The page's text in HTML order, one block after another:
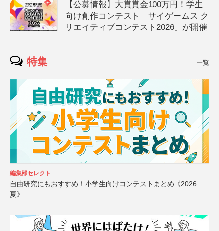
【公募情報】大賞賞金100万円！学生
向け創作コンテスト「サイゲームス ク
リエイティブコンテスト2026」が開催
特集 一覧
編集部セレクト
自由研究にもおすすめ！小学生向けコンテストまとめ《2026
夏》